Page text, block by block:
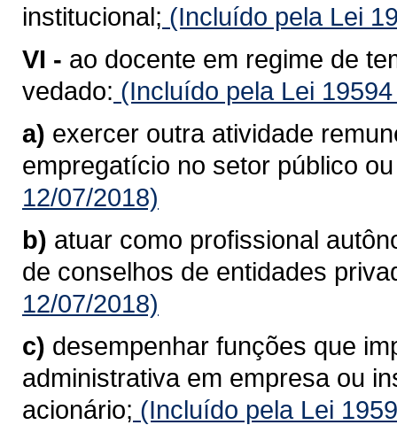
institucional; (Incluído pela Lei
VI - ao docente em regime de
vedado: (Incluído pela Lei
a) exercer outra atividade
empregatício no setor público
12/07/2018)
b) atuar como profissional
de conselhos de entidades
12/07/2018)
c) desempenhar funções que
administrativa em empresa ou
acionário; (Incluído pela Lei